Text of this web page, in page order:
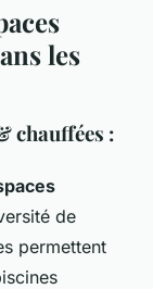
les
chauffées :
de
permettent